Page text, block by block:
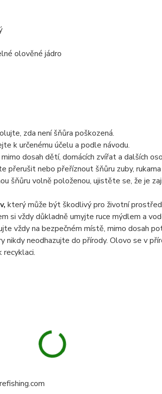
olověné jádro
zda není šňůra poškozená.
k určenému účelu a podle návodu.
dosah dětí, domácích zvířat a dalších
přerušit nebo přeříznout šňůru zuby,
šňůru volně položenou, ujistěte se, že je
který může být škodlivý pro životní
si vždy důkladně umyjte ruce mýdlem a
vždy na bezpečném místě, mimo dosah
nikdy neodhazujte do přírody. Olovo se v
recyklaci.